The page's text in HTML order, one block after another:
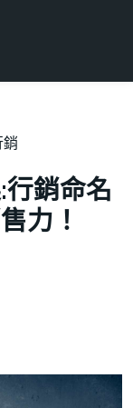
銷
銷命名
力！